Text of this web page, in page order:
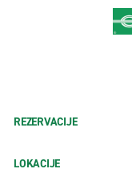
REZERVACIJE
LOKACIJE